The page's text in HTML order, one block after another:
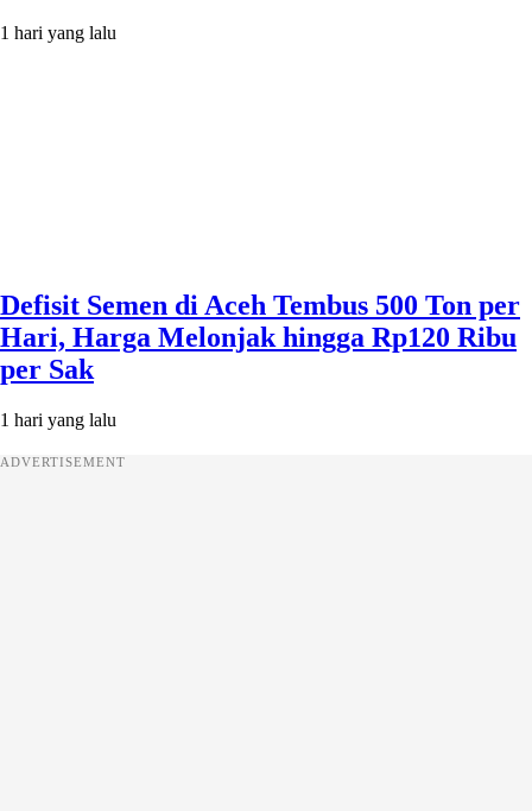
1 hari yang lalu
Defisit Semen di Aceh Tembus 500 Ton per
Hari, Harga Melonjak hingga Rp120 Ribu
per Sak
1 hari yang lalu
ADVERTISEMENT